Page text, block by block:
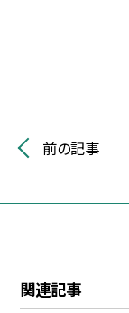
前の記事
関連記事